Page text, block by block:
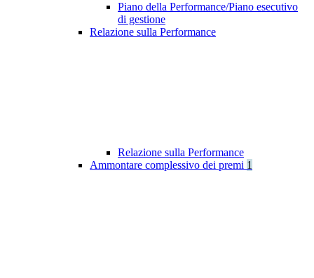
Piano della Performance/Piano esecutivo
di gestione
Relazione sulla Performance
Relazione sulla Performance
Ammontare complessivo dei premi 1